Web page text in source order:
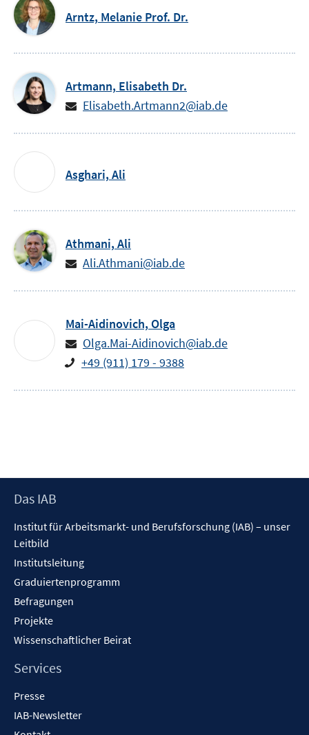
Arntz, Melanie Prof. Dr.
Artmann, Elisabeth Dr.
Elisabeth.Artmann2@iab.de
Asghari, Ali
Athmani, Ali
Ali.Athmani@iab.de
Mai-Aidinovich, Olga
Olga.Mai-Aidinovich@iab.de
+49 (911) 179 - 9388
Footer
Das IAB
Institut für Arbeitsmarkt- und Berufsforschung (IAB) – unser
Leitbild
Institutsleitung
Graduiertenprogramm
Befragungen
Projekte
Wissenschaftlicher Beirat
Services
Presse
IAB-Newsletter